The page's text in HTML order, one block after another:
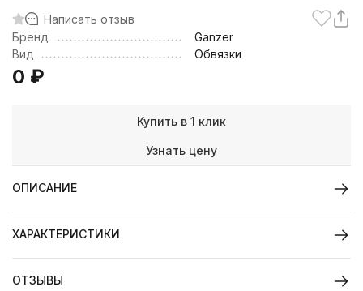
Написать отзыв
Бренд
Ganzer
Вид
Обвязки
0 ₽
Купить в 1 клик
Узнать цену
ОПИСАНИЕ
ХАРАКТЕРИСТИКИ
ОТЗЫВЫ